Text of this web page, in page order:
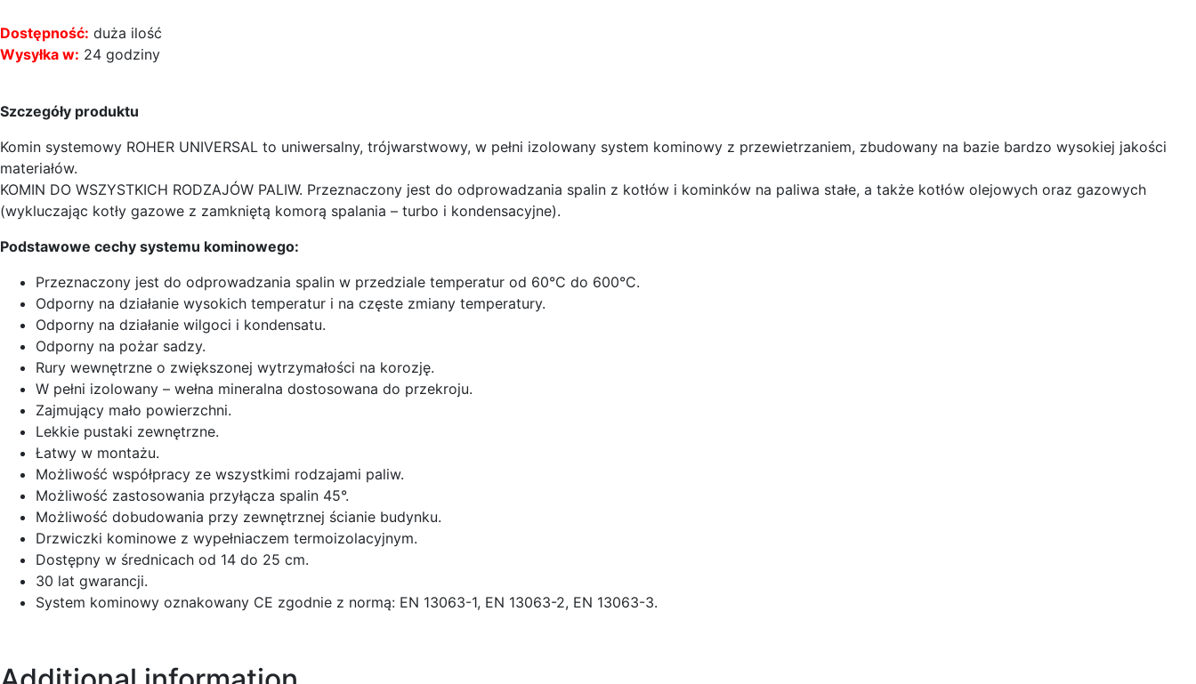
Dostępność: duża ilość
Wysyłka w: 24 godziny
Szczegóły produktu
Komin systemowy ROHER UNIVERSAL to uniwersalny, trójwarstwowy, w pełni izolowany system kominowy z przewietrzaniem, zbudowany na bazie bardzo wysokiej jakości
materiałów.
KOMIN DO WSZYSTKICH RODZAJÓW PALIW. Przeznaczony jest do odprowadzania spalin z kotłów i kominków na paliwa stałe, a także kotłów olejowych oraz gazowych
(wykluczając kotły gazowe z zamkniętą komorą spalania – turbo i kondensacyjne).
Podstawowe cechy systemu kominowego:
Przeznaczony jest do odprowadzania spalin w przedziale temperatur od 60°C do 600°C.
Odporny na działanie wysokich temperatur i na częste zmiany temperatury.
Odporny na działanie wilgoci i kondensatu.
Odporny na pożar sadzy.
Rury wewnętrzne o zwiększonej wytrzymałości na korozję.
W pełni izolowany – wełna mineralna dostosowana do przekroju.
Zajmujący mało powierzchni.
Lekkie pustaki zewnętrzne.
Łatwy w montażu.
Możliwość współpracy ze wszystkimi rodzajami paliw.
Możliwość zastosowania przyłącza spalin 45°.
Możliwość dobudowania przy zewnętrznej ścianie budynku.
Drzwiczki kominowe z wypełniaczem termoizolacyjnym.
Dostępny w średnicach od 14 do 25 cm.
30 lat gwarancji.
System kominowy oznakowany CE zgodnie z normą: EN 13063-1, EN 13063-2, EN 13063-3.